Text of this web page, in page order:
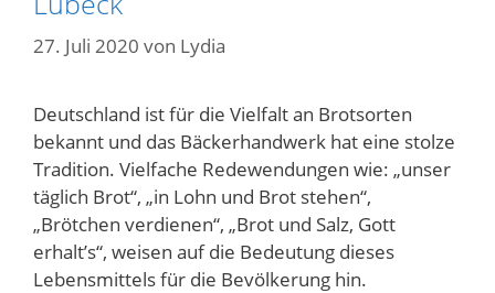
27. Juli 2020 von Lydia
Deutschland ist für die Vielfalt an Brotsorten
bekannt und das Bäckerhandwerk hat eine stolze
Tradition. Vielfache Redewendungen wie: „unser
täglich Brot“, „in Lohn und Brot stehen“,
„Brötchen verdienen“, „Brot und Salz, Gott
erhalt’s“, weisen auf die Bedeutung dieses
Lebensmittels für die Bevölkerung hin.